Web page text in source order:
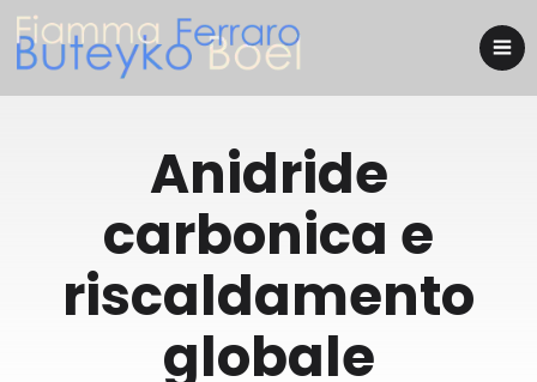
Anidride
carbonica e
riscaldamento
globale